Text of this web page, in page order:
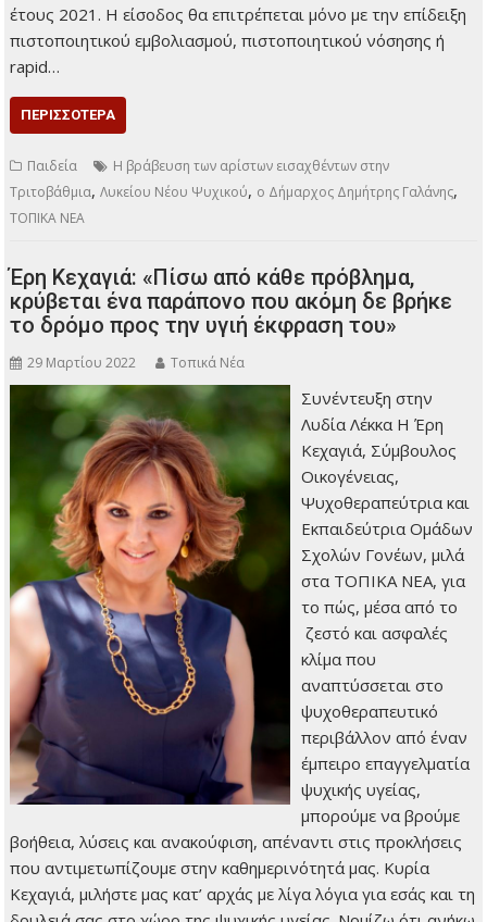
έτους 2021. Η είσοδος θα επιτρέπεται μόνο με την επίδειξη
πιστοποιητικού εμβολιασμού, πιστοποιητικού νόσησης ή
rapid…
ΠΕΡΙΣΣΌΤΕΡΑ
Παιδεία
Η βράβευση των αρίστων εισαχθέντων στην
Τριτοβάθμια,Λυκείου Νέου Ψυχικού, ο Δήμαρχος Δημήτρης Γαλάνης,
ΤΟΠΙΚΑ ΝΕΑ
Έρη Κεχαγιά: «Πίσω από κάθε πρόβλημα,
κρύβεται ένα παράπονο που ακόμη δε βρήκε
το δρόμο προς την υγιή έκφραση του»
29 Μαρτίου 2022 Τοπικά Νέα
Συνέντευξη στην
Λυδία Λέκκα Η Έρη
Κεχαγιά, Σύμβουλος
Οικογένειας,
Ψυχοθεραπεύτρια και
Εκπαιδεύτρια Ομάδων
Σχολών Γονέων, μιλά
στα ΤΟΠΙΚΑ ΝΕΑ, για
το πώς, μέσα από το
ζεστό και ασφαλές
κλίμα που
αναπτύσσεται στο
ψυχοθεραπευτικό
περιβάλλον από έναν
έμπειρο επαγγελματία
ψυχικής υγείας,
μπορούμε να βρούμε
βοήθεια, λύσεις και ανακούφιση, απέναντι στις προκλήσεις
που αντιμετωπίζουμε στην καθημερινότητά μας. Κυρία
Κεχαγιά, μιλήστε μας κατ’ αρχάς με λίγα λόγια για εσάς και τη